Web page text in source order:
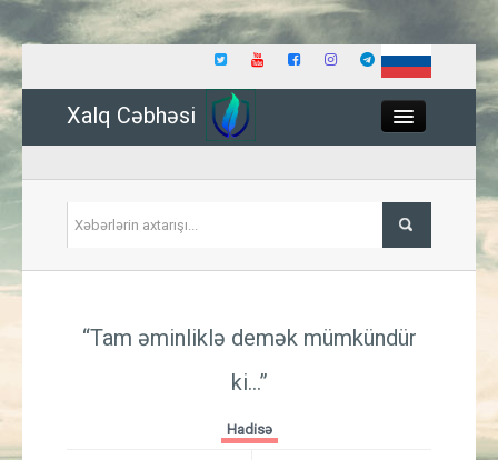
Xalq Cəbhəsi
İqtisadiyyat
“Tam əminliklə demək mümkündür
ki...”
Hadisə